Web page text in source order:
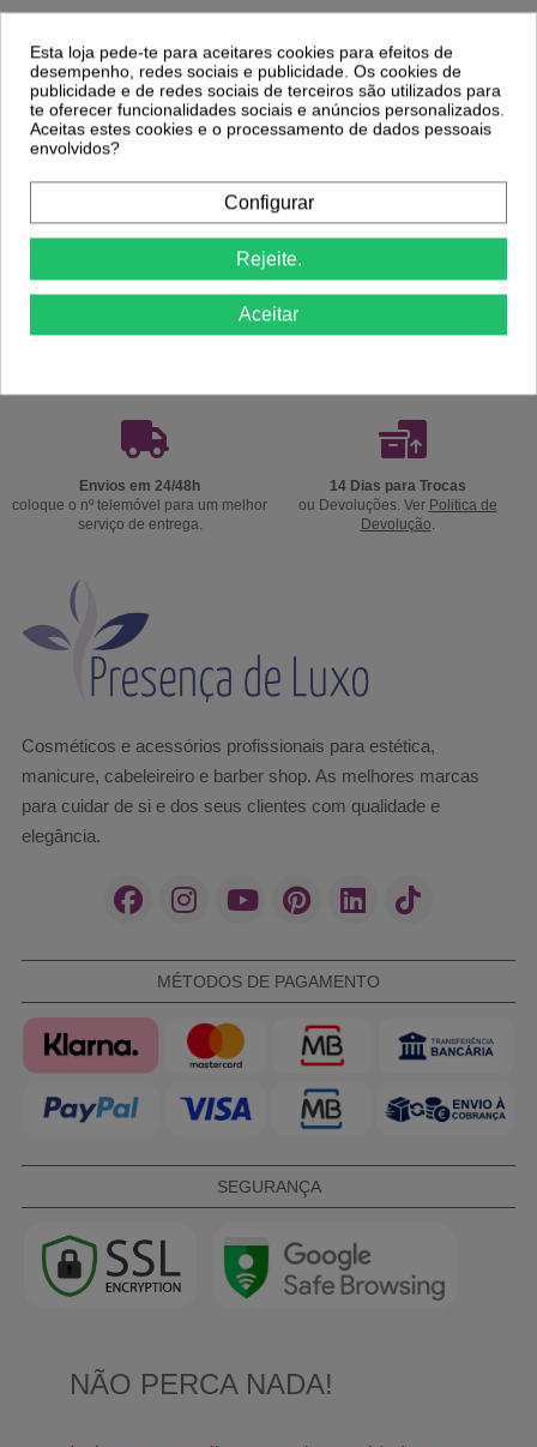
Escova Ebony 514 - Steinhart
17,81 €
Caneta p/Micromotor Nail Drill Glam Pro
35000rpm - Inocos
39,13 €55,90 €
Envios em 24/48h
coloque o nº telemóvel para um melhor
serviço de entrega.
14 Dias para Trocas
ou Devoluções. Ver Politica de
Devolução.
Cosméticos e acessórios profissionais para estética,
manicure, cabeleireiro e barber shop. As melhores marcas
para cuidar de si e dos seus clientes com qualidade e
elegância.
MÉTODOS DE PAGAMENTO
SEGURANÇA
Esta loja pede-te para aceitares cookies para efeitos de
desempenho, redes sociais e publicidade. Os cookies de
publicidade e de redes sociais de terceiros são utilizados para
te oferecer funcionalidades sociais e anúncios personalizados.
Aceitas estes cookies e o processamento de dados pessoais
envolvidos?
Configurar
Rejeite.
Aceitar